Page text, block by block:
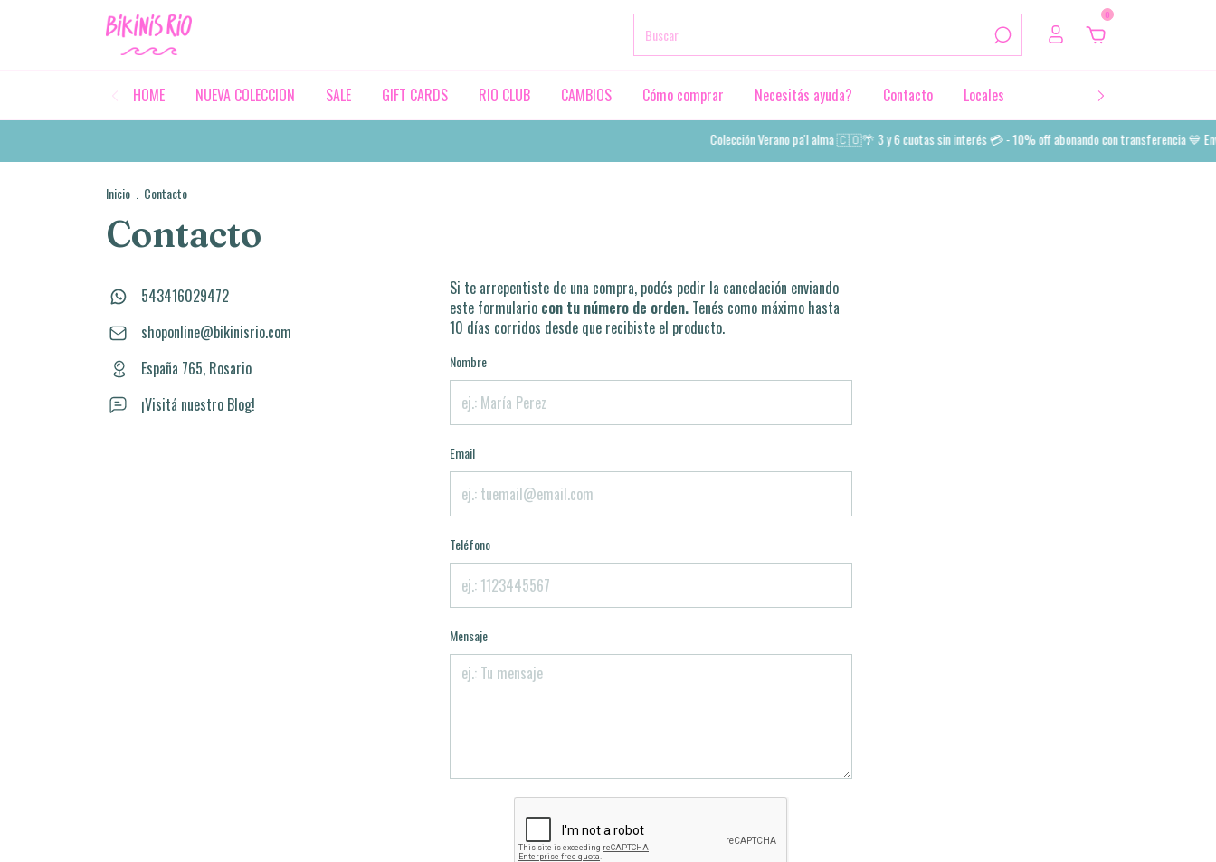
0
HOME NUEVA COLECCION SALE GIFT CARDS RIO CLUB CAMBIOS Cómo comprar Necesitás ayuda? Contacto Locales
Colección Verano pa'l alma 🇨🇴🌴 3 y 6 cuotas sin interés 💳 - 10% off abonando con transferencia 💙
Inicio Contacto
Contacto
543416029472
shoponline@bikinisrio.com
España 765, Rosario
¡Visitá nuestro Blog!
Si te arrepentiste de una compra, podés pedir la cancelación enviando
este formulario con tu número de orden. Tenés como máximo hasta
10 días corridos desde que recibiste el producto.
Nombre
Email
Teléfono
Mensaje